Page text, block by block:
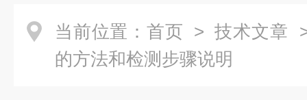
当前位置： 首页 > 技术文章
的方法和检测步骤说明